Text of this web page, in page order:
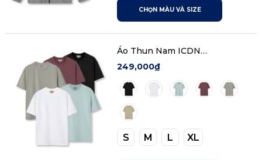
CHỌN MÀU VÀ SIZE
Áo Thun Nam ICDN
ComfiTee Form Regular
249,000₫
S M L XL